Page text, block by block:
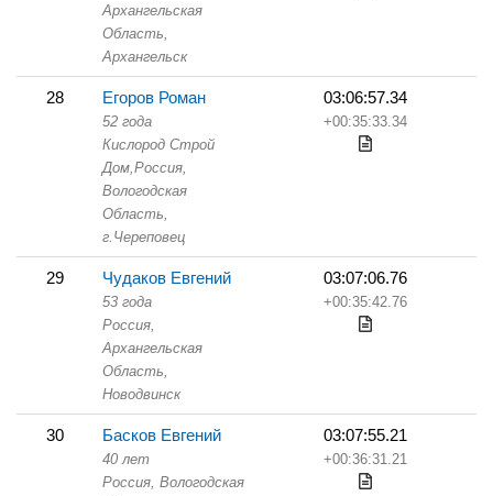
Архангельская
Область,
Архангельск
28 Егоров Роман
52 года
Кислород Строй
Дом,Россия,
Вологодская
Область,
г.Череповец
03:06:57.34
+00:35:33.34
29 Чудаков Евгений
53 года
Россия,
Архангельская
Область,
Новодвинск
03:07:06.76
+00:35:42.76
30 Басков Евгений
40 лет
Россия, Вологодская
03:07:55.21
+00:36:31.21